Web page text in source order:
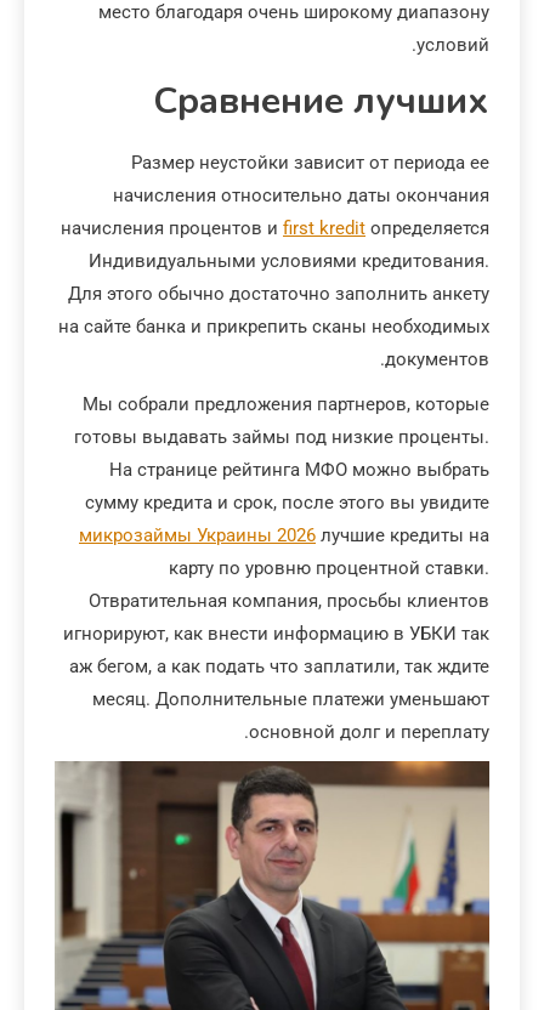
место благодаря очень широкому диапазону
условий.
Сравнение лучших
Размер неустойки зависит от периода ее
начисления относительно даты окончания
начисления процентов и first kredit определяется
Индивидуальными условиями кредитования.
Для этого обычно достаточно заполнить анкету
на сайте банка и прикрепить сканы необходимых
документов.
Мы собрали предложения партнеров, которые
готовы выдавать займы под низкие проценты.
На странице рейтинга МФО можно выбрать
сумму кредита и срок, после этого вы увидите
микрозаймы Украины 2026 лучшие кредиты на
карту по уровню процентной ставки.
Отвратительная компания, просьбы клиентов
игнорируют, как внести информацию в УБКИ так
аж бегом, а как подать что заплатили, так ждите
месяц. Дополнительные платежи уменьшают
основной долг и переплату.